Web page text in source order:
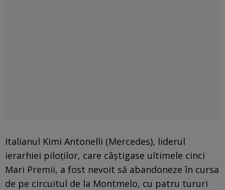
Italianul Kimi Antonelli (Mercedes), liderul
ierarhiei piloților, care câștigase ultimele cinci
Mari Premii, a fost nevoit să abandoneze în cursa
de pe circuitul de la Montmelo, cu patru tururi